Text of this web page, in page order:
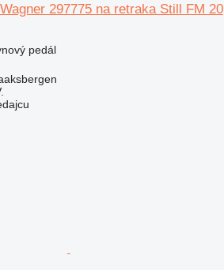
297775 na retraka Still FM 20
pedál